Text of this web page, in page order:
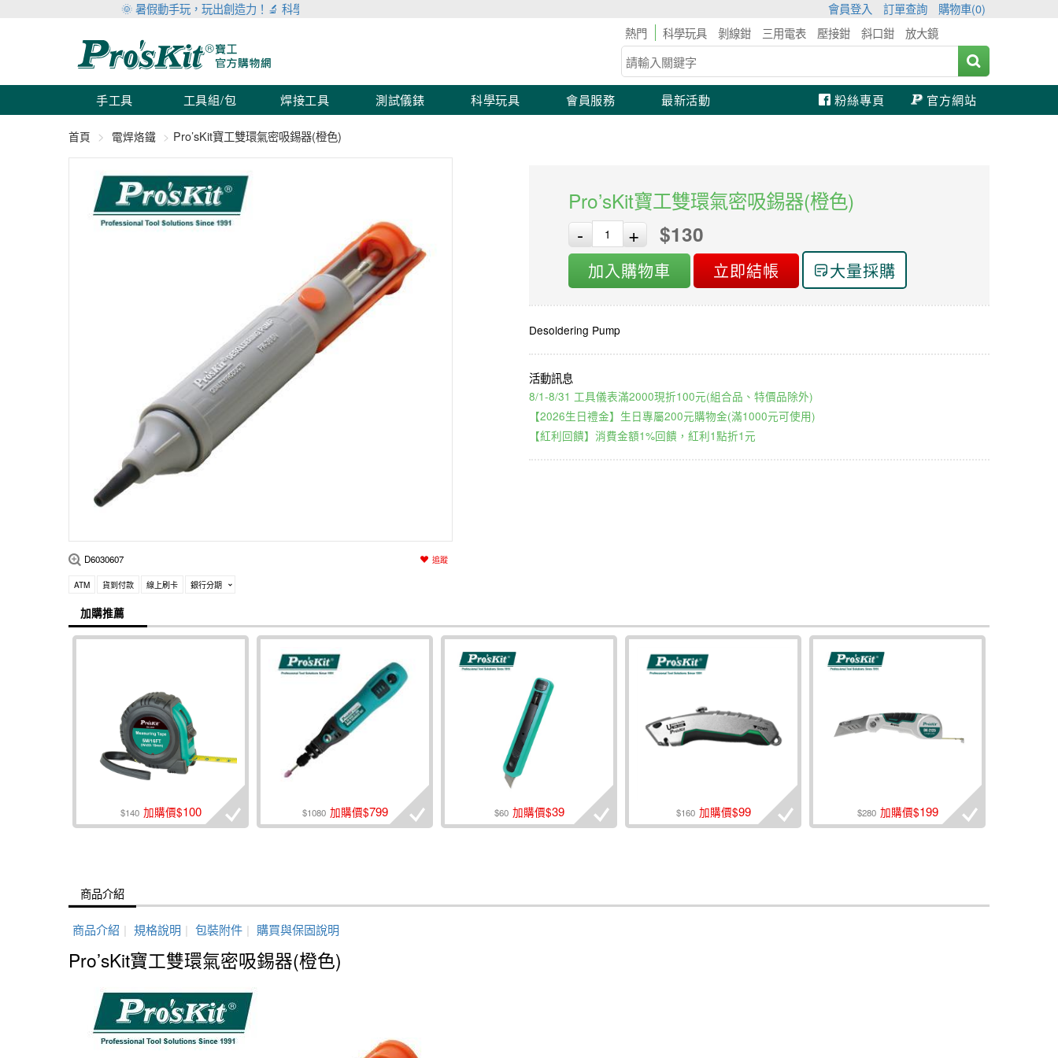
🌞 暑假動手玩，玩出創造力！🔬 科學玩具滿999折100 🛠 工具儀表滿2,000 現折100！滿額優惠開跑！ 會員登入 訂單查詢 購物車(0)
科學玩具
剝線鉗 三用電表 壓接鉗 斜口鉗 放大鏡
手工具 工具組/包 焊接工具 測試儀錶 科學玩具 會員服務 最新活動 官方網站
粉絲專頁
首頁 電焊烙鐵 Pro’sKit寶工雙環氣密吸錫器(橙色)
D6030607 追蹤
ATM 貨到付款 線上刷卡 銀行分期
Pro’sKit寶工雙環氣密吸錫器(橙色)
-
+ $130
加入購物車 立即結帳 大量採購
Desoldering Pump
8/1-8/31 工具儀表滿2000現折100元(組合品、特價品除外)
【2026生日禮金】生日專屬200元購物金(滿1000元可使用)
【紅利回饋】消費金額1%回饋，紅利1點折1元
加購推薦
$140 加購價$100 $1080 加購價$799 $60 加購價$39 $160 加購價$99 $280 加購價$199
商品介紹
商品介紹 | 規格說明 | 包裝附件 | 購買與保固說明
Pro’sKit寶工雙環氣密吸錫器(橙色)